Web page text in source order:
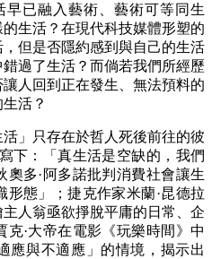
早已融入藝術、藝術可等同生
生活？在現代科技媒體形塑的
但是否隱約感到與自己的生活
過了生活？而倘若我們所經歷
人回到正在發生、無法預料的
活？
」只存在於哲人死後前往的彼
下：「真生活是空缺的，我們
多·阿多諾批判消費社會讓生
態」；捷克作家米蘭·昆德拉
人翁亟欲掙脫平庸的日常、企
·大帝在電影《玩樂時間》中
應與不適應」的情境，揭示出